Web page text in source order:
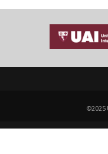
©2025